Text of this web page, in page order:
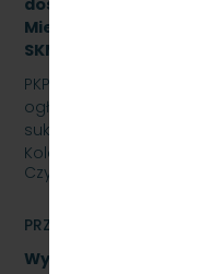
Miejska w Trójmieście
SKMMU.086.44.22.
PKP SZYBKA KOLEJ
ogłasza przetarg
sukcesywne dostawy
Kolej…
Czytaj dalej
PRZETARGI
Wykonanie naprawy